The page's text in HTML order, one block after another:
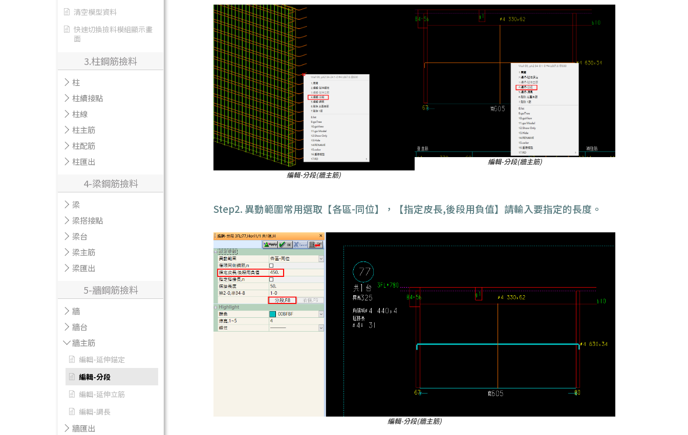
清空模型資料
快速切換撿料模組顯示畫
面
3.柱鋼筋撿料
柱
柱續接點
柱線
柱主筋
柱配筋
柱匯出
4-梁鋼筋撿料
梁
梁搭接點
梁台
梁主筋
梁匯出
5-牆鋼筋撿料
牆
牆台
牆主筋
編輯-延伸錨定
編輯-分段
編輯-延伸立筋
編輯-調長
牆匯出
編輯-分段(牆主筋)
編輯-分段(牆主筋)
Step2. 異動範圍常用選取【各區-同位】，【指定皮長,後段用負值】請輸入要指定的長度。
編輯-分段(牆主筋)